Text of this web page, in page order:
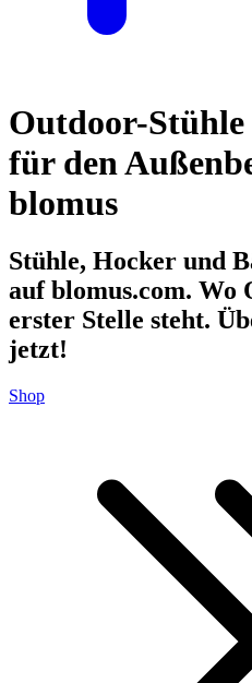
Outdoor-
für den
blomus
Stühle, Hocker und
auf blomus.com. Wo
erster Stelle steht.
jetzt!
Shop